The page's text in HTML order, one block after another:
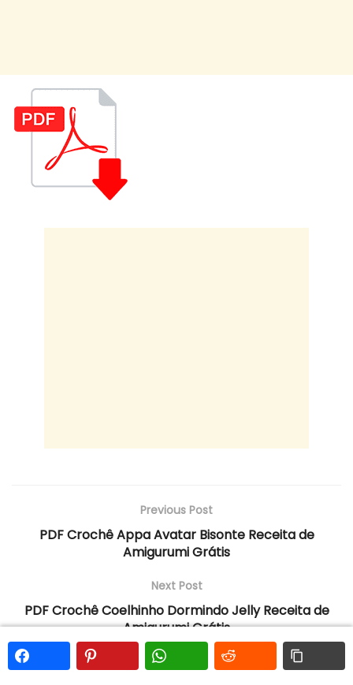
Previous Post
PDF Crochê Appa Avatar Bisonte Receita de
Amigurumi Grátis
Next Post
PDF Crochê Coelhinho Dormindo Jelly Receita de
Amigurumi Grátis